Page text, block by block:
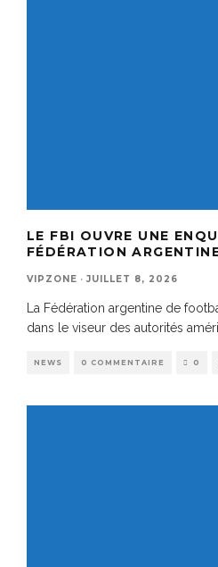
LE FBI OUVRE UNE
FÉDÉRATION
VIPZONE · JUILLET 8, 2026
La Fédération argentine de
dans le viseur des autorités
NEWS 0 COMMENTAIRE 0